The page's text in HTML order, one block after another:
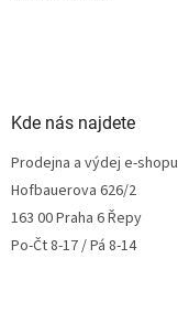
Kde nás najdete
Prodejna a výdej e-shopu
Hofbauerova 626/2
163 00 Praha 6 Řepy
Po-Čt 8-17 / Pá 8-14